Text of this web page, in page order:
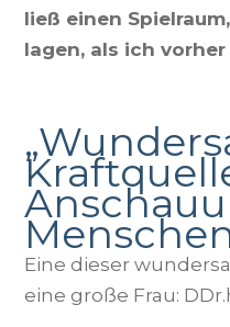
ließ einen
lagen, als ich
Eine dieser
eine große Frau: